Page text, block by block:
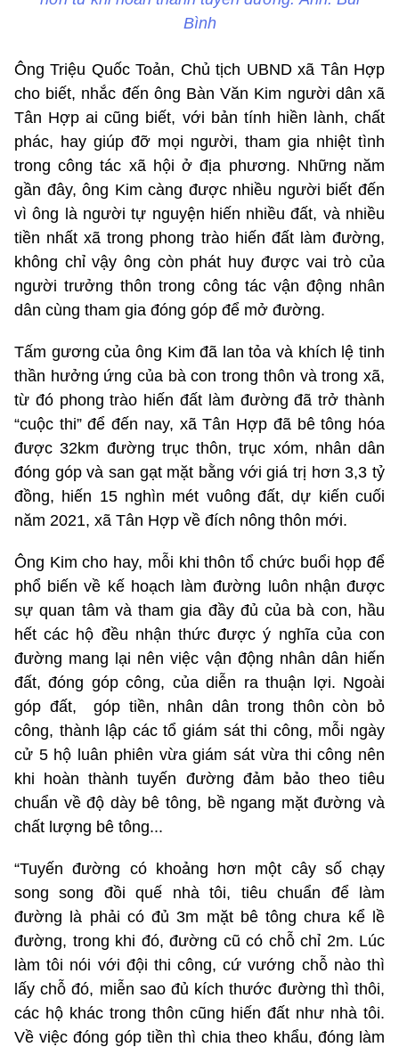
Bình
Ông Triệu Quốc Toản, Chủ tịch UBND xã Tân Hợp
cho biết, nhắc đến ông Bàn Văn Kim người dân xã
Tân Hợp ai cũng biết, với bản tính hiền lành, chất
phác, hay giúp đỡ mọi người, tham gia nhiệt tình
trong công tác xã hội ở địa phương. Những năm
gần đây, ông Kim càng được nhiều người biết đến
vì ông là người tự nguyện hiến nhiều đất, và nhiều
tiền nhất xã trong phong trào hiến đất làm đường,
không chỉ vậy ông còn phát huy được vai trò của
người trưởng thôn trong công tác vận động nhân
dân cùng tham gia đóng góp để mở đường.
Tấm gương của ông Kim đã lan tỏa và khích lệ tinh
thần hưởng ứng của bà con trong thôn và trong xã,
từ đó phong trào hiến đất làm đường đã trở thành
“cuộc thi” để đến nay, xã Tân Hợp đã bê tông hóa
được 32km đường trục thôn, trục xóm, nhân dân
đóng góp và san gạt mặt bằng với giá trị hơn 3,3 tỷ
đồng, hiến 15 nghìn mét vuông đất, dự kiến cuối
năm 2021, xã Tân Hợp về đích nông thôn mới.
Ông Kim cho hay, mỗi khi thôn tổ chức buổi họp để
phổ biến về kế hoạch làm đường luôn nhận được
sự quan tâm và tham gia đầy đủ của bà con, hầu
hết các hộ đều nhận thức được ý nghĩa của con
đường mang lại nên việc vận động nhân dân hiến
đất, đóng góp công, của diễn ra thuận lợi. Ngoài
góp đất, góp tiền, nhân dân trong thôn còn bỏ
công, thành lập các tổ giám sát thi công, mỗi ngày
cử 5 hộ luân phiên vừa giám sát vừa thi công nên
khi hoàn thành tuyến đường đảm bảo theo tiêu
chuẩn về độ dày bê tông, bề ngang mặt đường và
chất lượng bê tông...
“Tuyến đường có khoảng hơn một cây số chạy
song song đồi quế nhà tôi, tiêu chuẩn để làm
đường là phải có đủ 3m mặt bê tông chưa kể lề
đường, trong khi đó, đường cũ có chỗ chỉ 2m. Lúc
làm tôi nói với đội thi công, cứ vướng chỗ nào thì
lấy chỗ đó, miễn sao đủ kích thước đường thì thôi,
các hộ khác trong thôn cũng hiến đất như nhà tôi.
Về việc đóng góp tiền thì chia theo khẩu, đóng làm